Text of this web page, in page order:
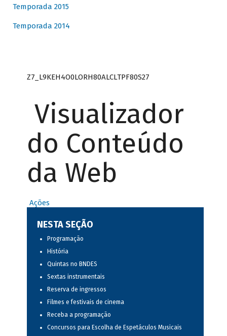
Temporada 2015
Temporada 2014
Z7_L9KEH4O0LORH80ALCLTPF80S27
Visualizador
do Conteúdo
da Web
Ações
NESTA SEÇÃO
Programação
História
Quintas no BNDES
Sextas instrumentais
Reserva de ingressos
Filmes e festivais de cinema
Receba a programação
Concursos para Escolha de Espetáculos Musicais